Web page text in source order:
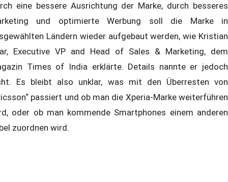
eine bessere Ausrichtung der Marke, durch besseres
und optimierte Werbung soll die Marke in
Ländern wieder aufgebaut werden, wie Kristian
Executive VP and Head of Sales & Marketing, dem
Times of India erklärte. Details nannte er jedoch
Es bleibt also unklar, was mit den Überresten von
passiert und ob man die Xperia-Marke weiterführen
oder ob man kommende Smartphones einem anderen
zuordnen wird.